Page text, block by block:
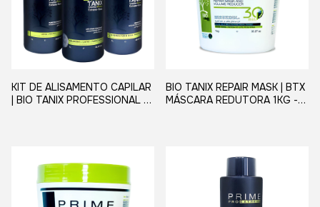
KIT DE ALISAMENTO CAPILAR
| BIO TANIX PROFESSIONAL -
BIO TANIX REPAIR MASK | BTX
MÁSCARA REDUTORA 1KG -